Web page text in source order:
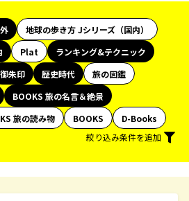
地球の歩き方 Jシリーズ（国内）
Plat
ランキング&テクニック
御朱印 歴史時代
旅の図鑑
BOOKS 旅の名言＆絶景
旅の読み物 BOOKS
D-Books
絞り込み条件を追加